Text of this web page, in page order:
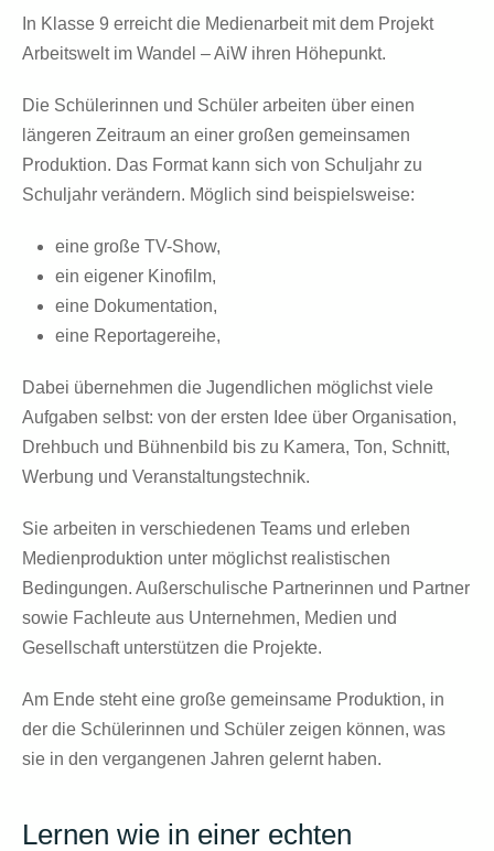
In Klasse 9 erreicht die Medienarbeit mit dem Projekt
Arbeitswelt im Wandel – AiW ihren Höhepunkt.
Die Schülerinnen und Schüler arbeiten über einen
längeren Zeitraum an einer großen gemeinsamen
Produktion. Das Format kann sich von Schuljahr zu
Schuljahr verändern. Möglich sind beispielsweise:
eine große TV-Show,
ein eigener Kinofilm,
eine Dokumentation,
eine Reportagereihe,
Dabei übernehmen die Jugendlichen möglichst viele
Aufgaben selbst: von der ersten Idee über Organisation,
Drehbuch und Bühnenbild bis zu Kamera, Ton, Schnitt,
Werbung und Veranstaltungstechnik.
Sie arbeiten in verschiedenen Teams und erleben
Medienproduktion unter möglichst realistischen
Bedingungen. Außerschulische Partnerinnen und Partner
sowie Fachleute aus Unternehmen, Medien und
Gesellschaft unterstützen die Projekte.
Am Ende steht eine große gemeinsame Produktion, in
der die Schülerinnen und Schüler zeigen können, was
sie in den vergangenen Jahren gelernt haben.
Lernen wie in einer echten